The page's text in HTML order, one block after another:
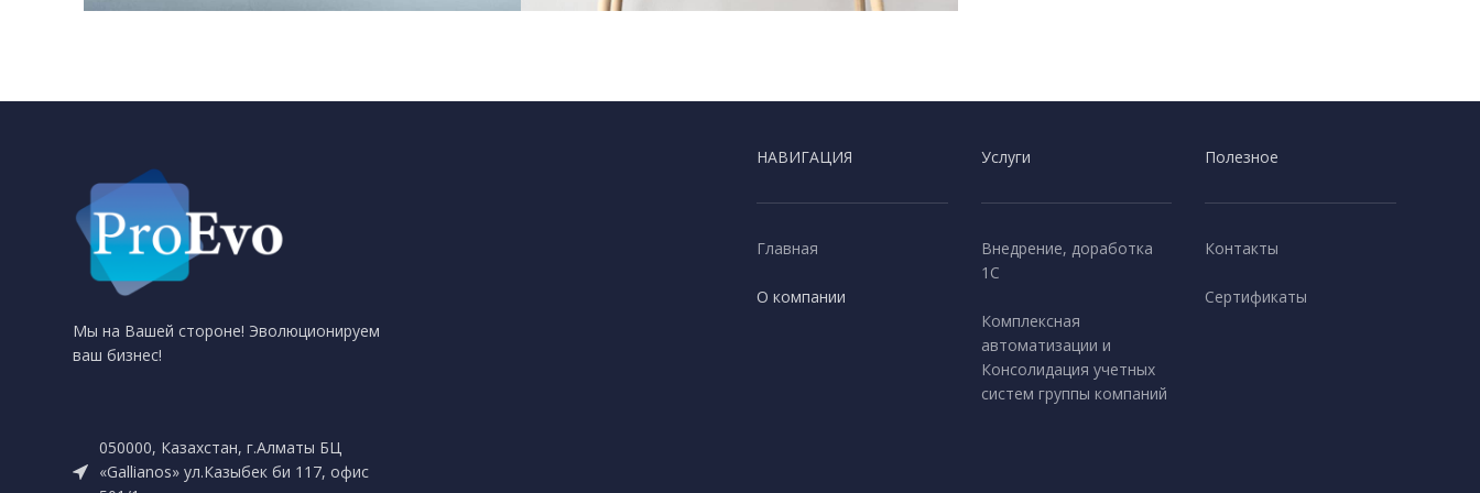
Мы на Вашей стороне! Эволюционируем
ваш бизнес!
050000, Казахстан, г.Алматы БЦ
«Gallianos» ул.Казыбек би 117, офис
НАВИГАЦИЯ
Главная
О компании
Услуги
Внедрение, доработка
1С
Комплексная
автоматизации и
Консолидация учетных
систем группы компаний
Полезное
Контакты
Сертификаты